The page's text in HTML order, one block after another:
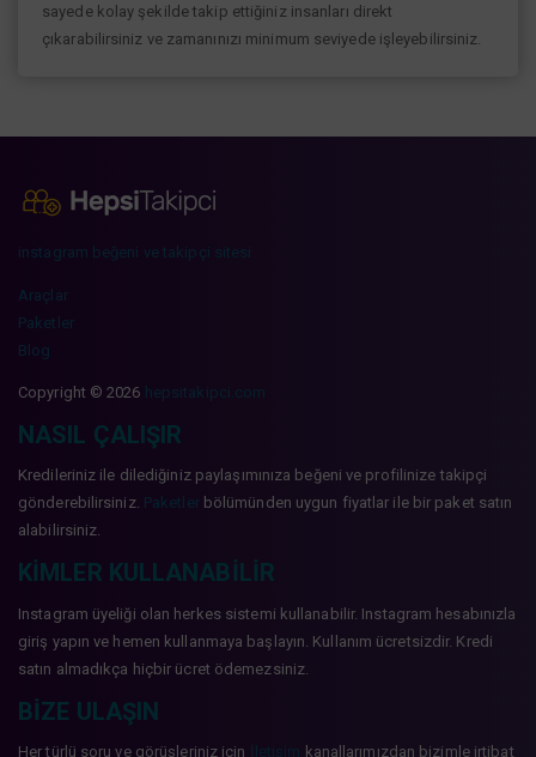
sayede kolay şekilde takip ettiğiniz insanları direkt
çıkarabilirsiniz ve zamanınızı minimum seviyede işleyebilirsiniz.
instagram beğeni ve takipçi sitesi
Araçlar
Paketler
Blog
Copyright © 2026 hepsitakipci.com
NASIL ÇALIŞIR
Kredileriniz ile dilediğiniz paylaşımınıza beğeni ve profilinize takipçi
gönderebilirsiniz. Paketler bölümünden uygun fiyatlar ile bir paket satın
alabilirsiniz.
KIMLER KULLANABILIR
Instagram üyeliği olan herkes sistemi kullanabilir. Instagram hesabınızla
giriş yapın ve hemen kullanmaya başlayın. Kullanım ücretsizdir. Kredi
satın almadıkça hiçbir ücret ödemezsiniz.
BIZE ULAŞIN
Her türlü soru ve görüşleriniz için kanallarımızdan bizimle irtibat